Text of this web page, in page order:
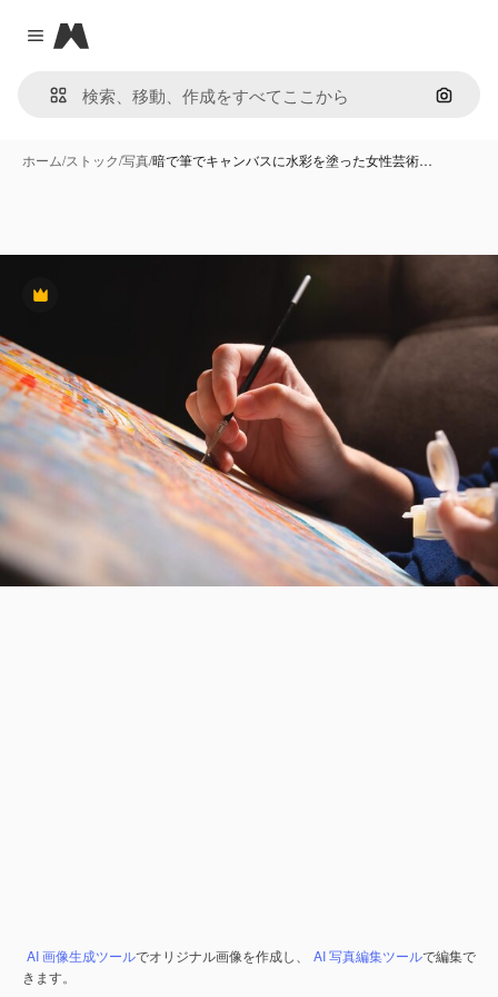
Close menu
Magnific
画像で
ホーム/ストック/写真/暗で筆でキャンバスに水彩を塗った女性芸術…
Premium
AI 画像生成ツールでオリジナル画像を作成し、 AI 写真編集ツールで編集で
きます。